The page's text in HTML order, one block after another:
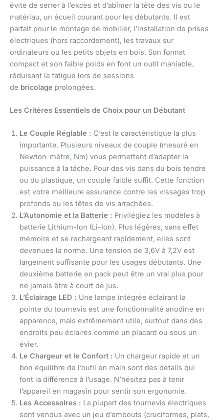
évite de serrer à l’excès et d’abîmer la tête des vis ou le
matériau, un écueil courant pour les débutants. Il est
parfait pour le montage de mobilier, l’installation de prises
électriques (hors raccordement), les travaux sur
ordinateurs ou les petits objets en bois. Son format
compact et son faible poids en font un outil maniable,
réduisant la fatigue lors de sessions
de bricolage prolongées.
Les Critères Essentiels de Choix pour un Débutant
Le Couple Réglable : C’est la caractéristique la plus
importante. Plusieurs niveaux de couple (mesuré en
Newton-mètre, Nm) vous permettent d’adapter la
puissance à la tâche. Pour des vis dans du bois tendre
ou du plastique, un couple faible suffit. Cette fonction
est votre meilleure assurance contre les vissages trop
profonds ou les têtes de vis arrachées.
L’Autonomie et la Batterie : Privilégiez les modèles à
batterie Lithium-Ion (Li-Ion). Plus légères, sans effet
mémoire et se rechargeant rapidement, elles sont
devenues la norme. Une tension de 3,6V à 7,2V est
largement suffisante pour les usages débutants. Une
deuxième batterie en pack peut être un vrai plus pour
ne jamais être à court de jus.
L’Éclairage LED : Une lampe intégrée éclairant la
pointe du tournevis est une fonctionnalité anodine en
apparence, mais extrêmement utile, surtout dans des
endroits peu éclairés comme un placard ou sous un
évier.
Le Chargeur et le Confort : Un chargeur rapide et un
bon équilibre de l’outil en main sont des détails qui
font la différence à l’usage. N’hésitez pas à tenir
l’appareil en magasin pour sentir son ergonomie.
Les Accessoires : La plupart des tournevis électriques
sont vendus avec un jeu d’embouts (cruciformes, plats,